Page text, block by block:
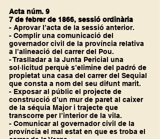
Acta núm. 9
7 de febrer de 1866, sessió ordinària
- Aprovar l’acta de la sessió anterior.
- Complir una comunicació del
governador civil de la província relativa
a l’alineació del carrer del Pou.
- Traslladar a la Junta Pericial una
sol·licitud perquè s’elimine del padró de
propietat una casa del carrer del Sequial
que consta a nom del seu difunt marit.
- Exposar al públic el projecte de
construcció d’un mur de paret al caixer
de la séquia Major i trajecte que
transcorre per l’interior de la vila.
- Comunicar al governador civil de la
província el mal estat en que es troba el